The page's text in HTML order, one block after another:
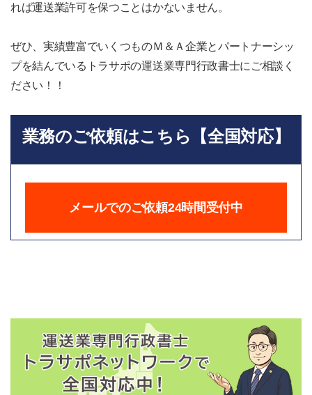
れば運送業許可を保つことはかないません。
ぜひ、実績豊富でいくつものＭ＆Ａ企業とパートナーシッ
プを結んでいるトラサポの運送業専門行政書士にご相談く
ださい！！
業務のご依頼はこちら【全国対応】
メールでのご依頼24時間受付中